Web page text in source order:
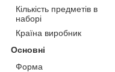
Кількість предметів в
наборі
Країна виробник
Основні
Форма